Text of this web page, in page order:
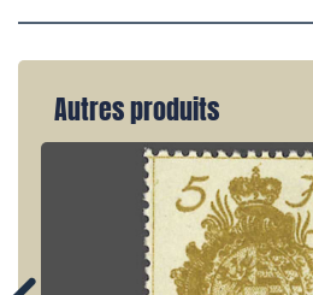
Autres produits